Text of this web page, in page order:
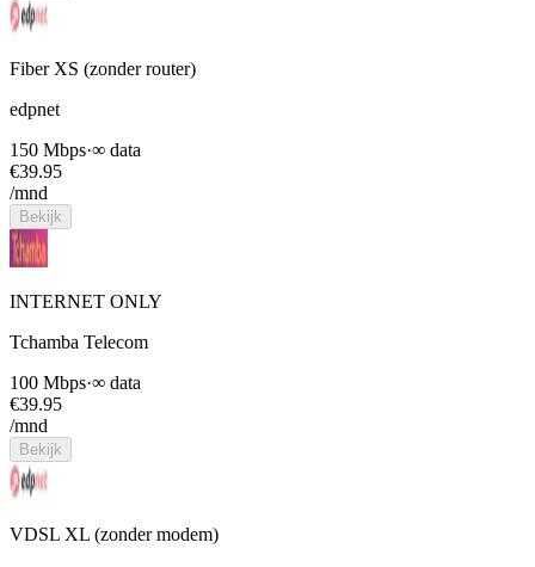
Fiber XS (zonder router)
edpnet
150 Mbps·∞ data
€39.95
/mnd
Bekijk
INTERNET ONLY
Tchamba Telecom
100 Mbps·∞ data
€39.95
/mnd
Bekijk
VDSL XL (zonder modem)